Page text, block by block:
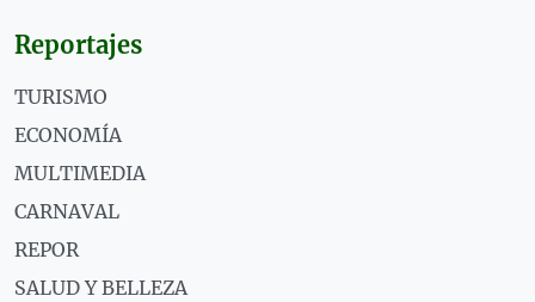
Reportajes
TURISMO
ECONOMÍA
MULTIMEDIA
CARNAVAL
REPOR
SALUD Y BELLEZA